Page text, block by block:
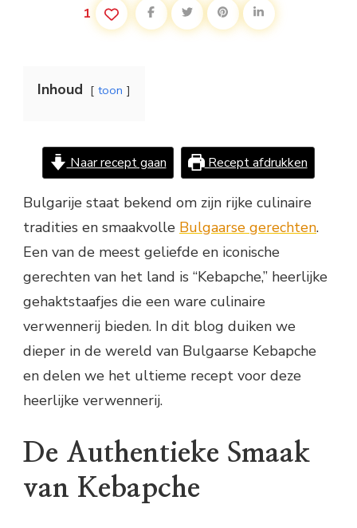
1
Inhoud toon
Naar recept gaan Recept afdrukken
Bulgarije staat bekend om zijn rijke culinaire
tradities en smaakvolle Bulgaarse gerechten.
Een van de meest geliefde en iconische
gerechten van het land is “Kebapche,” heerlijke
gehaktstaafjes die een ware culinaire
verwennerij bieden. In dit blog duiken we
dieper in de wereld van Bulgaarse Kebapche
en delen we het ultieme recept voor deze
heerlijke verwennerij.
De Authentieke Smaak
van Kebapche